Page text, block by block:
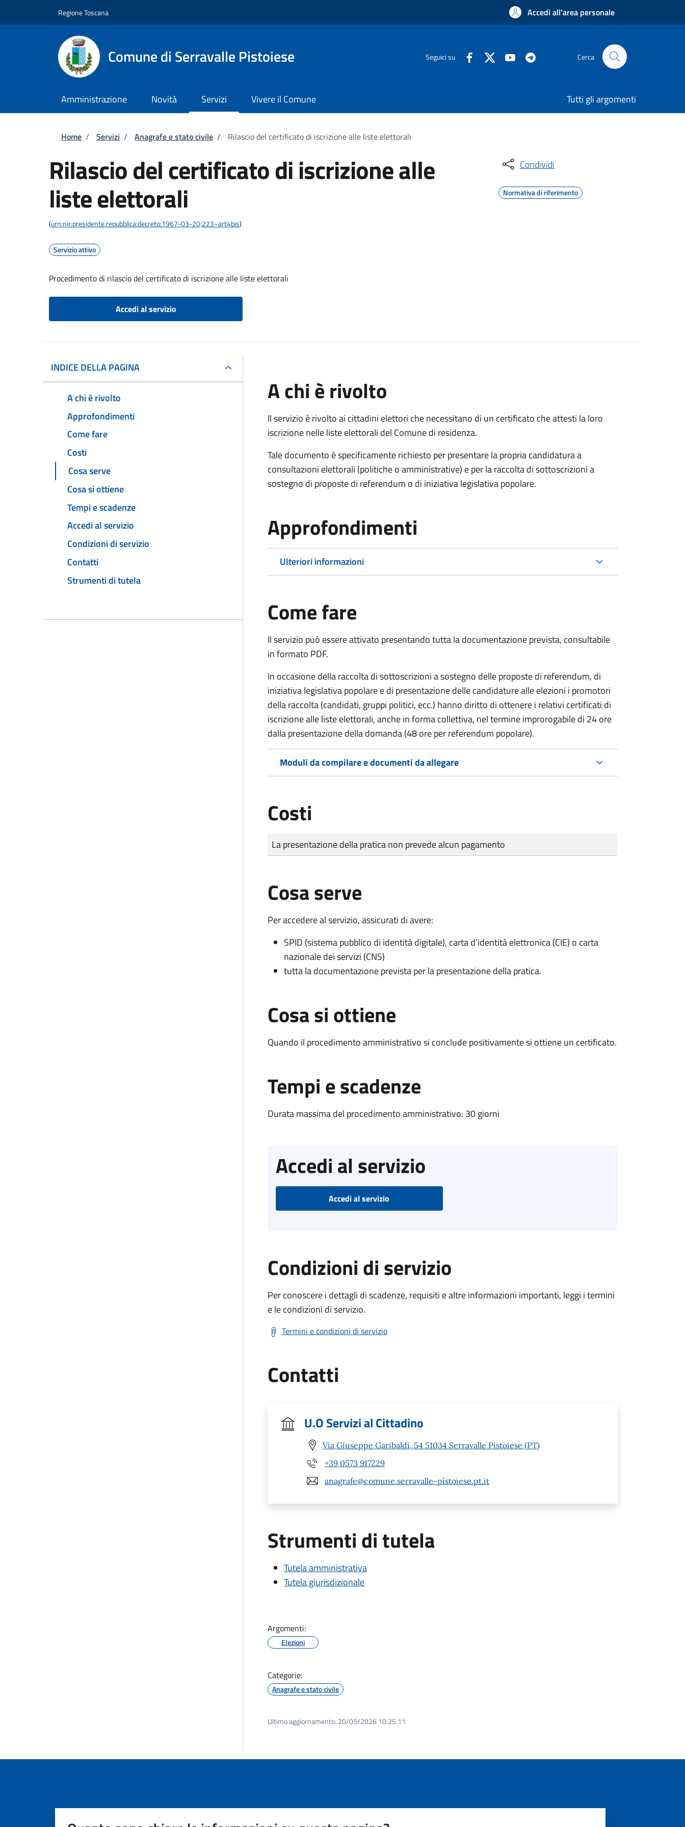
Regione Toscana Accedi all'area personale
Comune di Serravalle Pistoiese Seguici su Cerca
Amministrazione Novità Servizi Vivere il Comune Tutti gli argomenti
Briciole di pane
Home / Servizi / Anagrafe e stato civile / Rilascio del certificato di iscrizione alle liste elettorali
Rilascio del certificato di iscrizione alle
liste elettorali
(urn:nir:presidente.repubblica:decreto:1967-03-20;223~art4bis)
Servizio attivo
Procedimento di rilascio del certificato di iscrizione alle liste elettorali
Accedi al servizio
Condividi
Normativa di riferimento
INDICE DELLA PAGINA
A chi è rivolto
Approfondimenti
Come fare
Costi
Cosa serve
Cosa si ottiene
Tempi e scadenze
Accedi al servizio
Condizioni di servizio
Contatti
Strumenti di tutela
A chi è rivolto
Il servizio è rivolto ai cittadini elettori che necessitano di un certificato che attesti la loro
iscrizione nelle liste elettorali del Comune di residenza.
Tale documento è specificamente richiesto per presentare la propria candidatura a
consultazioni elettorali (politiche o amministrative) e per la raccolta di sottoscrizioni a
sostegno di proposte di referendum o di iniziativa legislativa popolare.
Approfondimenti
Ulteriori informazioni
Come fare
Il servizio può essere attivato presentando tutta la documentazione prevista, consultabile
in formato PDF.
In occasione della raccolta di sottoscrizioni a sostegno delle proposte di referendum, di
iniziativa legislativa popolare e di presentazione delle candidature alle elezioni i promotori
della raccolta (candidati, gruppi politici, ecc.) hanno diritto di ottenere i relativi certificati di
iscrizione alle liste elettorali, anche in forma collettiva, nel termine improrogabile di 24 ore
dalla presentazione della domanda (48 ore per referendum popolare).
Moduli da compilare e documenti da allegare
Costi
Tipo di pagamento
Importo
La presentazione della pratica non prevede alcun pagamento
Cosa serve
Per accedere al servizio, assicurati di avere:
SPID (sistema pubblico di identità digitale), carta d’identità elettronica (CIE) o carta
nazionale dei servizi (CNS)
tutta la documentazione prevista per la presentazione della pratica.
Cosa si ottiene
Quando il procedimento amministrativo si conclude positivamente si ottiene un certificato.
Tempi e scadenze
Durata massima del procedimento amministrativo: 30 giorni
Accedi al servizio
Accedi al servizio
Condizioni di servizio
Per conoscere i dettagli di scadenze, requisiti e altre informazioni importanti, leggi i termini
e le condizioni di servizio.
Termini e condizioni di servizio
Contatti
U.O Servizi al Cittadino
Via Giuseppe Garibaldi, 54 51034 Serravalle Pistoiese (PT)
+39 0573 917229
anagrafe@comune.serravalle-pistoiese.pt.it
Strumenti di tutela
Tutela amministrativa
Tutela giurisdizionale
Argomenti:
Elezioni
Categorie:
Anagrafe e stato civile
Ultimo aggiornamento: 20/05/2026 10:25.11